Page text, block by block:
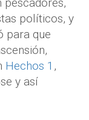
pescadores,
políticos, y
para que
Hechos 1 ,
y así